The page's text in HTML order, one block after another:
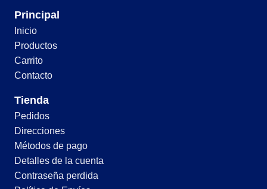
Principal
Inicio
Productos
Carrito
Contacto
Tienda
Pedidos
Direcciones
Métodos de pago
Detalles de la cuenta
Contraseña perdida